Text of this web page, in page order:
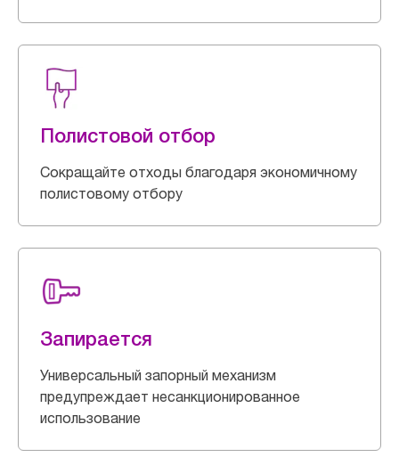
Полистовой отбор
Сокращайте отходы благодаря экономичному
полистовому отбору
Запирается
Универсальный запорный механизм
предупреждает несанкционированное
использование